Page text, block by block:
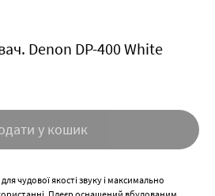
Denon DP-400 White
у кошик
чудової якості звуку і максимально